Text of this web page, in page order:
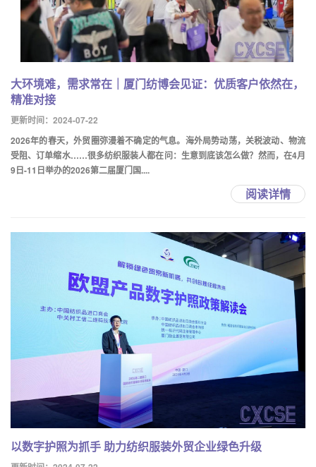
大环境难，需求常在｜厦门纺博会见证：优质客户依然在，
精准对接
更新时间：2024-07-22
2026年的春天，外贸圈弥漫着不确定的气息。海外局势动荡，关税波动、物流
受阻、订单缩水……很多纺织服装人都在问：生意到底该怎么做？然而，在4月
9日-11日举办的2026第二届厦门国....
阅读详情
以数字护照为抓手 助力纺织服装外贸企业绿色升级